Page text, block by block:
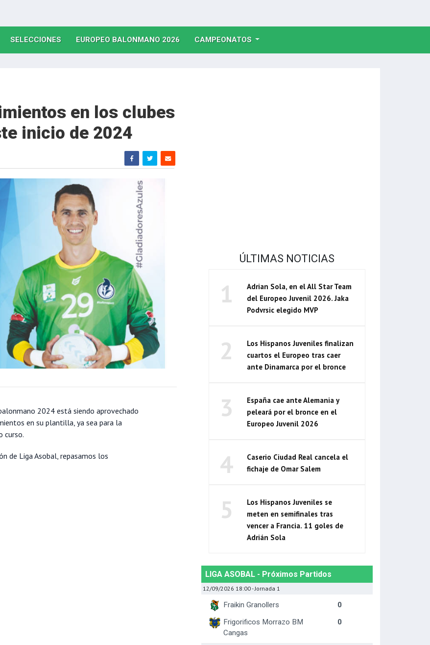
SELECCIONES(CURRENT)
EUROPEO BALONMANO 2026(CURRENT)
CAMPEONATOS
en los clubes
inicio de 2024
2024 está siendo aprovechado
en su plantilla, ya sea para la
curso.
de Liga Asobal, repasamos los
ÚLTIMAS NOTICIAS
1
Adrian Sola, en el All Star Team
del Europeo Juvenil 2026. Jaka
Podvrsic elegido MVP
2
Los Hispanos Juveniles finalizan
cuartos el Europeo tras caer
ante Dinamarca por el bronce
3
España cae ante Alemania y
peleará por el bronce en el
Europeo Juvenil 2026
4
Caserio Ciudad Real cancela el
fichaje de Omar Salem
5
Los Hispanos Juveniles se
meten en semifinales tras
vencer a Francia. 11 goles de
Adrián Sola
LIGA ASOBAL - Próximos Partidos
12/09/2026 18:00- Jornada 1
Fraikin Granollers
0
Frigorificos Morrazo BM
Cangas
0